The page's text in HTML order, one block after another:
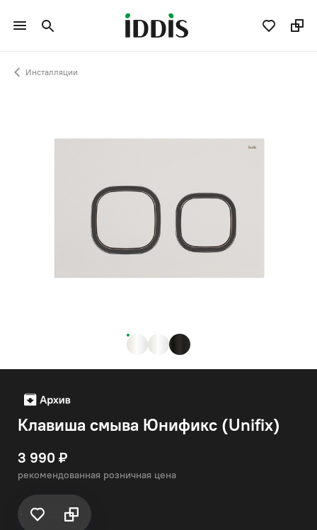
Инсталляции
Клавиша смыва Юнификс (Unifix)
3 990 ₽
рекомендованная розничная цена